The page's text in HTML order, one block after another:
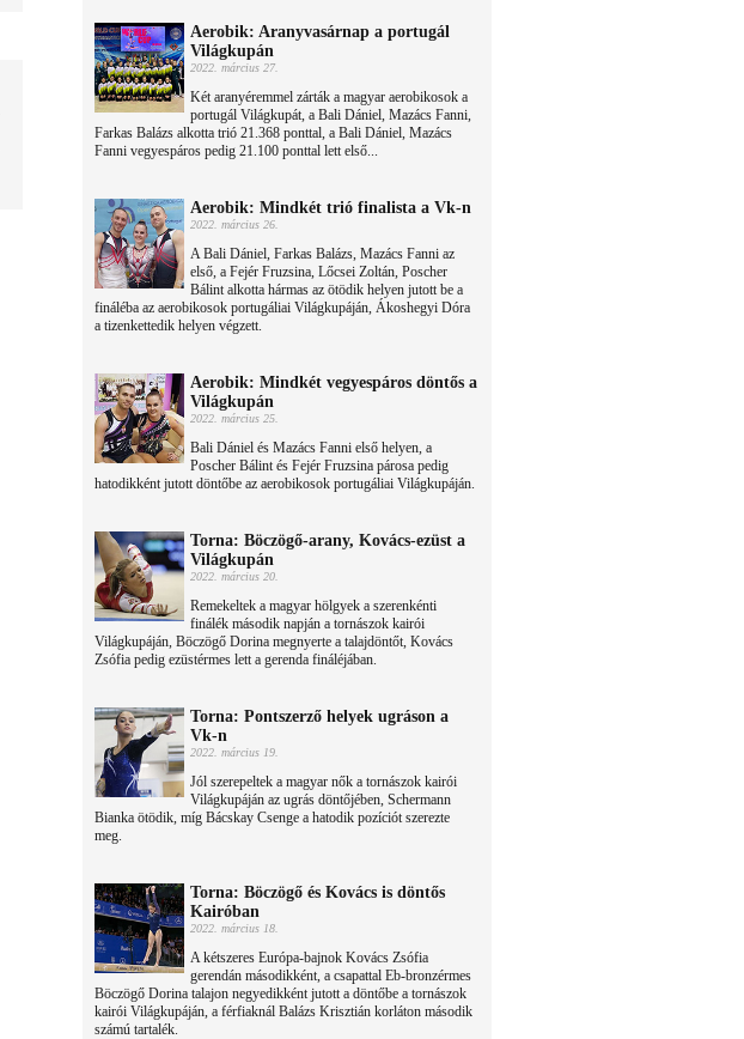
Aerobik: Aranyvasárnap a portugál
Világkupán
2022. március 27.
Két aranyéremmel zárták a magyar aerobikosok a
portugál Világkupát, a Bali Dániel, Mazács Fanni,
Farkas Balázs alkotta trió 21.368 ponttal, a Bali Dániel, Mazács
Fanni vegyespáros pedig 21.100 ponttal lett első...
Aerobik: Mindkét trió finalista a Vk-n
2022. március 26.
A Bali Dániel, Farkas Balázs, Mazács Fanni az
első, a Fejér Fruzsina, Lőcsei Zoltán, Poscher
Bálint alkotta hármas az ötödik helyen jutott be a
fináléba az aerobikosok portugáliai Világkupáján, Ákoshegyi Dóra
a tizenkettedik helyen végzett.
Aerobik: Mindkét vegyespáros döntős a
Világkupán
2022. március 25.
Bali Dániel és Mazács Fanni első helyen, a
Poscher Bálint és Fejér Fruzsina párosa pedig
hatodikként jutott döntőbe az aerobikosok portugáliai Világkupáján.
Torna: Böczögő-arany, Kovács-ezüst a
Világkupán
2022. március 20.
Remekeltek a magyar hölgyek a szerenkénti
finálék második napján a tornászok kairói
Világkupáján, Böczögő Dorina megnyerte a talajdöntőt, Kovács
Zsófia pedig ezüstérmes lett a gerenda fináléjában.
Torna: Pontszerző helyek ugráson a
Vk-n
2022. március 19.
Jól szerepeltek a magyar nők a tornászok kairói
Világkupáján az ugrás döntőjében, Schermann
Bianka ötödik, míg Bácskay Csenge a hatodik pozíciót szerezte
meg.
Torna: Böczögő és Kovács is döntős
Kairóban
2022. március 18.
A kétszeres Európa-bajnok Kovács Zsófia
gerendán másodikként, a csapattal Eb-bronzérmes
Böczögő Dorina talajon negyedikként jutott a döntőbe a tornászok
kairói Világkupáján, a férfiaknál Balázs Krisztián korláton második
számú tartalék.